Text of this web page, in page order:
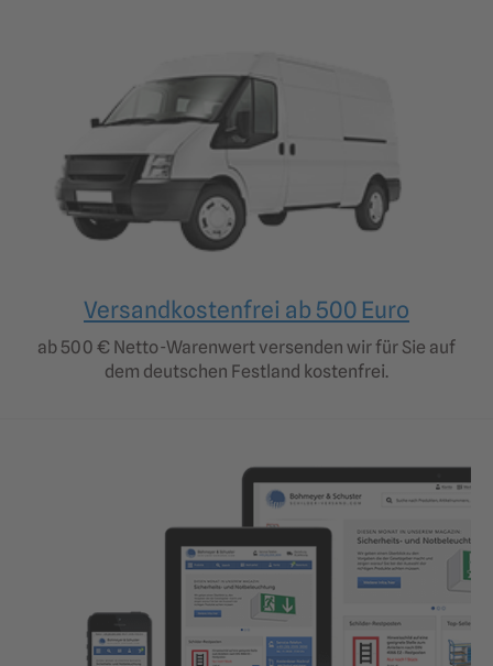
Versandkostenfrei ab 500 Euro
ab 500 € Netto-Warenwert versenden wir für Sie auf
dem deutschen Festland kostenfrei.